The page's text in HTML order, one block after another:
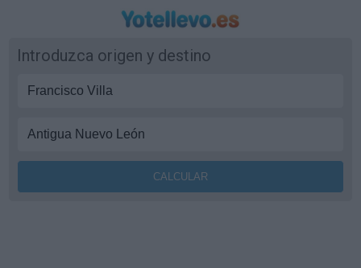
Introduzca origen y destino